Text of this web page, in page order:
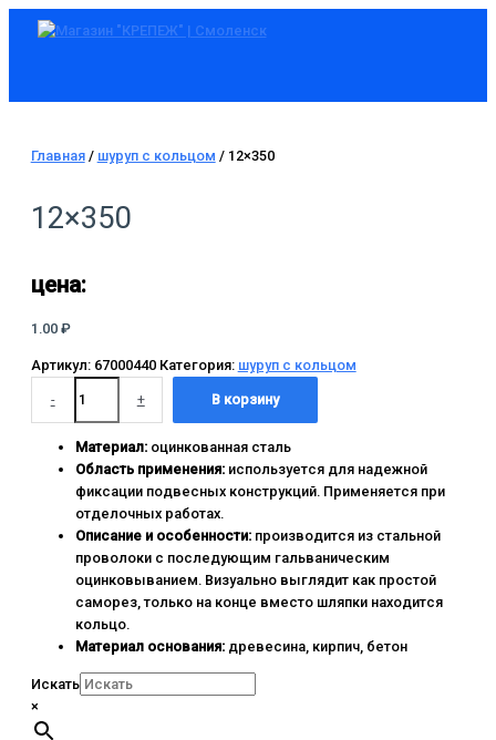
Перейти Главное
Главная/ шуруп с кольцом / 12×350
12×350
цена:
1.00 ₽
Артикул: 67000440 Категория: шуруп с кольцом
-
Количество
товара
+ В корзину
Материал:оцинкованная сталь
Область применения:используется для надежной
фиксации подвесных конструкций. Применяется при
отделочных работах.
Описание и особенности:производится из стальной
проволоки с последующим гальваническим
оцинковыванием. Визуально выглядит как простой
саморез, только на конце вместо шляпки находится
кольцо.
Материал основания:древесина, кирпич, бетон
Искать
×